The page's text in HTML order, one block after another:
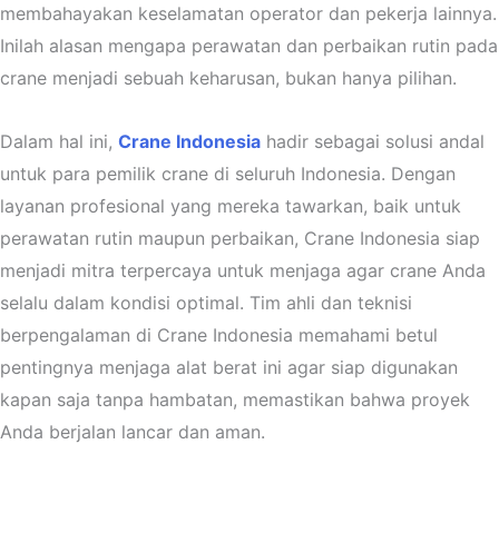
membahayakan keselamatan operator dan pekerja lainnya.
Inilah alasan mengapa perawatan dan perbaikan rutin pada
crane menjadi sebuah keharusan, bukan hanya pilihan.
Dalam hal ini, Crane Indonesia hadir sebagai solusi andal
untuk para pemilik crane di seluruh Indonesia. Dengan
layanan profesional yang mereka tawarkan, baik untuk
perawatan rutin maupun perbaikan, Crane Indonesia siap
menjadi mitra terpercaya untuk menjaga agar crane Anda
selalu dalam kondisi optimal. Tim ahli dan teknisi
berpengalaman di Crane Indonesia memahami betul
pentingnya menjaga alat berat ini agar siap digunakan
kapan saja tanpa hambatan, memastikan bahwa proyek
Anda berjalan lancar dan aman.